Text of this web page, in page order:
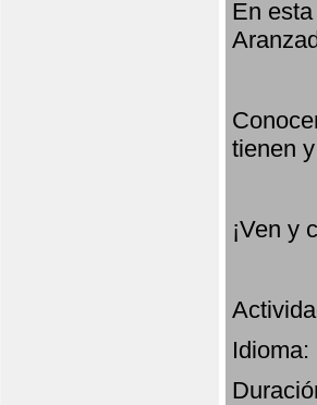
En
tienen
¡Ven y
Idioma: